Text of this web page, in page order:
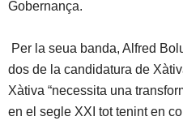
Gobernança.
Per la seua banda, Alfred
dos de la candidatura de
Xàtiva “necessita una
en el segle XXI tot tenint en